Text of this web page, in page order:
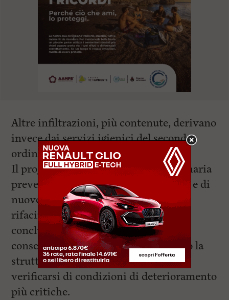
Altre infiltrazioni, più contenute, derivano
invece dai servizi igienici del secondo
ordine.
Il progetto di manutenzione straordinaria
prevede la realizzazione di buttafuori e di
nuove tubazioni di scarico, nonché il
rifacimento degli intonaci. I lavori si
concluderanno nel giro di un mese e
consentiranno di preservare al meglio la
struttura culturale, evitando anche il
verificarsi di condizioni di deterioramento
più critiche.